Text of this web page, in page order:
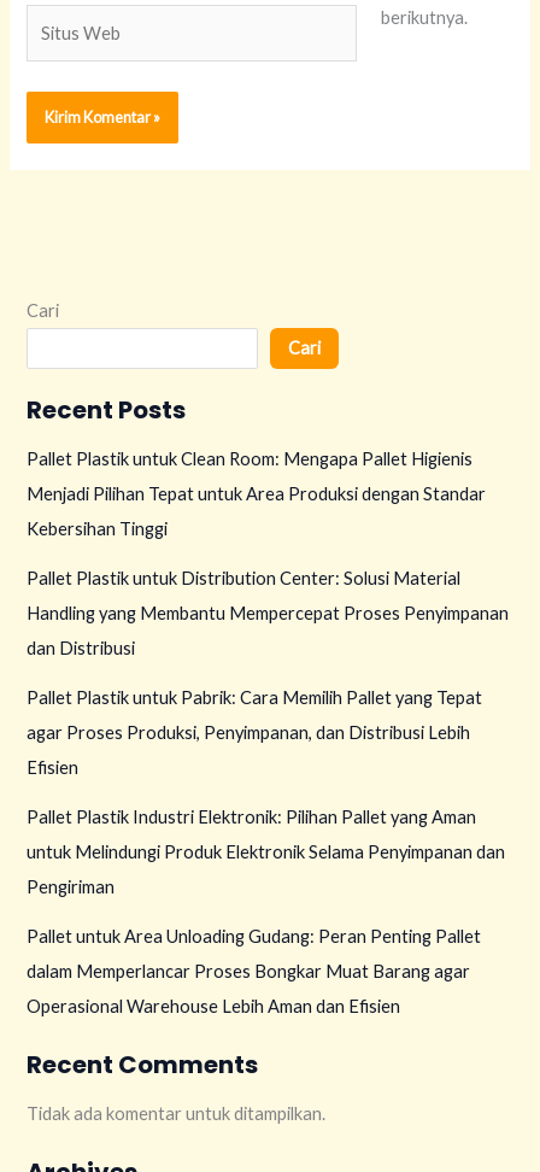
Web
berikutnya.
Cari
Cari
Recent Posts
Pallet Plastik untuk Clean Room: Mengapa Pallet Higienis
Menjadi Pilihan Tepat untuk Area Produksi dengan Standar
Kebersihan Tinggi
Pallet Plastik untuk Distribution Center: Solusi Material
Handling yang Membantu Mempercepat Proses Penyimpanan
dan Distribusi
Pallet Plastik untuk Pabrik: Cara Memilih Pallet yang Tepat
agar Proses Produksi, Penyimpanan, dan Distribusi Lebih
Efisien
Pallet Plastik Industri Elektronik: Pilihan Pallet yang Aman
untuk Melindungi Produk Elektronik Selama Penyimpanan dan
Pengiriman
Pallet untuk Area Unloading Gudang: Peran Penting Pallet
dalam Memperlancar Proses Bongkar Muat Barang agar
Operasional Warehouse Lebih Aman dan Efisien
Recent Comments
Tidak ada komentar untuk ditampilkan.